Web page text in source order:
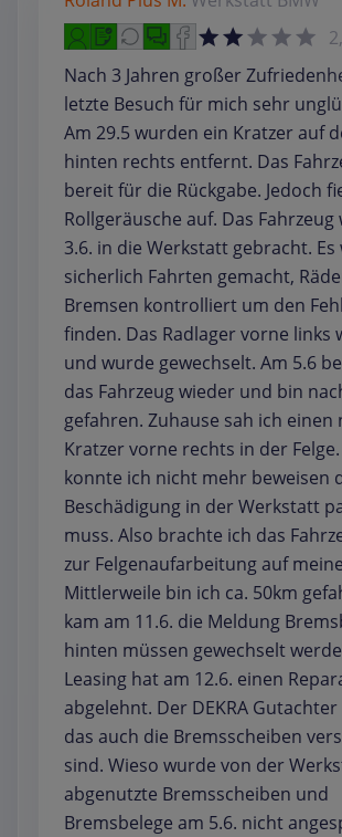
Nach 3 Jahren großer
letzte Besuch für mich sehr
Am 29.5 wurden ein Kratzer auf
hinten rechts entfernt. Das
bereit für die Rückgabe. Jedoch
Rollgeräusche auf. Das
3.6. in die Werkstatt gebracht.
sicherlich Fahrten gemacht,
Bremsen kontrolliert um den
finden. Das Radlager vorne links
und wurde gewechselt. Am 5.6
das Fahrzeug wieder und bin
gefahren. Zuhause sah ich einen
Kratzer vorne rechts in der Felge.
konnte ich nicht mehr beweisen
Beschädigung in der Werkstatt
muss. Also brachte ich das
zur Felgenaufarbeitung auf
Mittlerweile bin ich ca. 50km
kam am 11.6. die Meldung
hinten müssen gewechselt
Leasing hat am 12.6. einen
abgelehnt. Der DEKRA
das auch die Bremsscheiben
sind. Wieso wurde von der
abgenutzte Bremsscheiben und
Bremsbelege am 5.6. nicht